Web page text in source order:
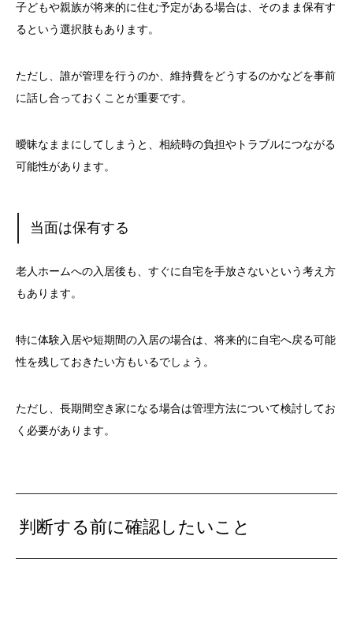
子どもや親族が将来的に住む予定がある場合は、そのまま保有す
るという選択肢もあります。
ただし、誰が管理を行うのか、維持費をどうするのかなどを事前
に話し合っておくことが重要です。
曖昧なままにしてしまうと、相続時の負担やトラブルにつながる
可能性があります。
当面は保有する
老人ホームへの入居後も、すぐに自宅を手放さないという考え方
もあります。
特に体験入居や短期間の入居の場合は、将来的に自宅へ戻る可能
性を残しておきたい方もいるでしょう。
ただし、長期間空き家になる場合は管理方法について検討してお
く必要があります。
判断する前に確認したいこと